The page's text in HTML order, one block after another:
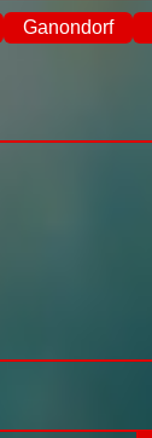
Ganondorf